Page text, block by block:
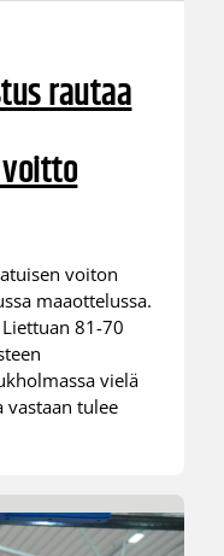
rautaa
voiton
maaottelussa.
81-70
vielä
tulee